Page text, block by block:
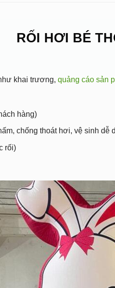
RỐI HƠI BÉ
khai trương, quảng cáo sản
hàng)
chống thoát hơi, vệ sinh dễ
rối)